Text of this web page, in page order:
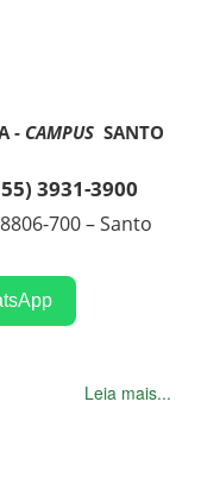
- CAMPUS SANTO
3931-3900
700 – Santo
Leia mais...